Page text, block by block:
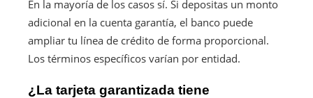
En la mayoría de los casos sí. Si depositas un monto
adicional en la cuenta garantía, el banco puede
ampliar tu línea de crédito de forma proporcional.
Los términos específicos varían por entidad.
¿La tarjeta garantizada tiene